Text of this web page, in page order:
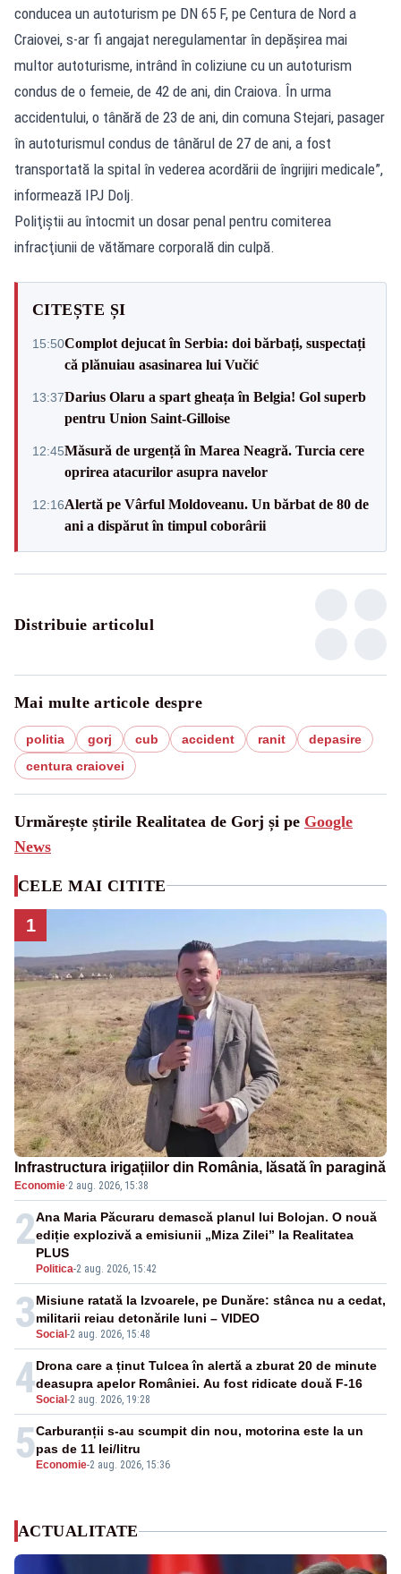
conducea un autoturism pe DN 65 F, pe Centura de Nord a
Craiovei, s-ar fi angajat neregulamentar în depăşirea mai
multor autoturisme, intrând în coliziune cu un autoturism
condus de o femeie, de 42 de ani, din Craiova. În urma
accidentului, o tânără de 23 de ani, din comuna Stejari, pasager
în autoturismul condus de tânărul de 27 de ani, a fost
transportată la spital în vederea acordării de îngrijiri medicale”,
informează IPJ Dolj.
Poliţiştii au întocmit un dosar penal pentru comiterea
infracţiunii de vătămare corporală din culpă.
CITEȘTE ȘI
15:50Complot dejucat în Serbia: doi bărbați, suspectați
că plănuiau asasinarea lui Vučić
13:37Darius Olaru a spart gheața în Belgia! Gol superb
pentru Union Saint-Gilloise
12:45Măsură de urgență în Marea Neagră. Turcia cere
oprirea atacurilor asupra navelor
12:16Alertă pe Vârful Moldoveanu. Un bărbat de 80 de
ani a dispărut în timpul coborârii
Distribuie articolul
Mai multe articole despre
politia gorj cub accident ranit
depasire
centura craiovei
Urmărește știrile Realitatea de Gorj și pe Google
News
CELE MAI CITITE
1
Infrastructura irigațiilor din România, lăsată în paragină
Economie·2 aug. 2026, 15:38
2
Politica-2 aug. 2026, 15:42
Ana Maria Păcuraru demască planul lui Bolojan. O nouă
ediție explozivă a emisiunii „Miza Zilei” la Realitatea
PLUS
3Social -2 aug. 2026, 15:48
Misiune ratată la Izvoarele, pe Dunăre: stânca nu a cedat,
militarii reiau detonările luni – VIDEO
4Social -2 aug. 2026, 19:28
Drona care a ținut Tulcea în alertă a zburat 20 de minute
deasupra apelor României. Au fost ridicate două F-16
5 Economie-2 aug. 2026, 15:36
Carburanții s-au scumpit din nou, motorina este la un
pas de 11 lei/litru
ACTUALITATE